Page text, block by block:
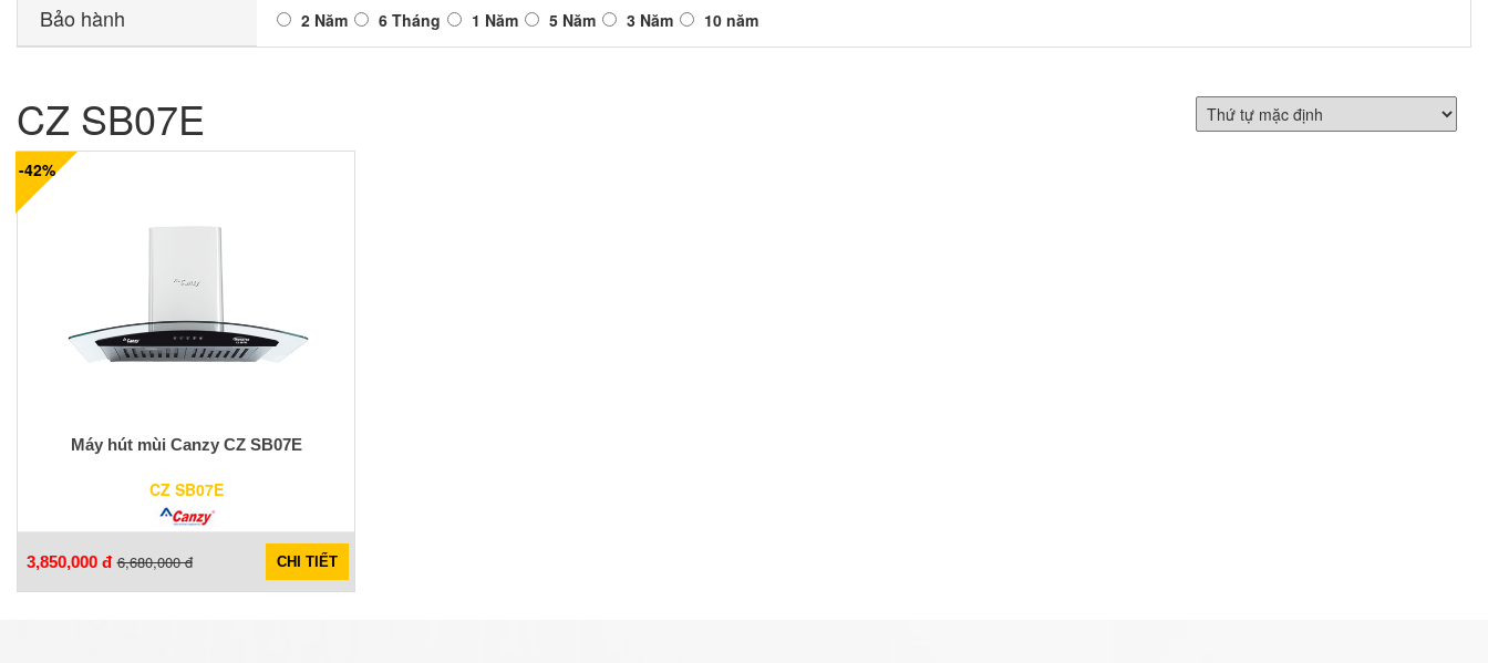
Bảo hành 2 Năm 6 Tháng 1 Năm 5 Năm 3 Năm 10 năm
CZ SB07E
-42%
Máy hút mùi Canzy CZ SB07E
CZ SB07E
3,850,000 đ 6,680,000 đ CHI TIẾT